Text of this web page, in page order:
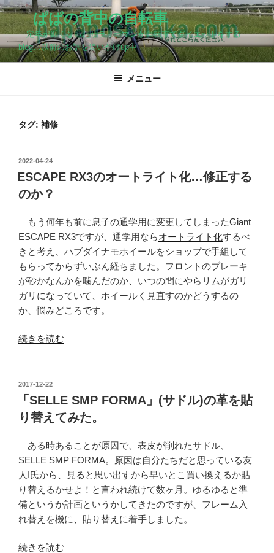
コ
ン
テ
ン
ツ
ぱぱの背中の自転車
定年が近くなったサラリーマンが自転車でダイエットをする
blog…以前のお話を追いかけup中
メニュー
タグ: 補修
投
稿
日:
2022-04-24
ESCAPE RX3のオートライト化…修正する
のか？
もう何年も前に息子の通学用に変更してしまったGiant
ESCAPE RX3ですが、通学用ならオートライト化するべ
きと考え、ハブダイナモホイールをショップで手組して
もらってからずいぶん経ちました。フロントのブレーキ
が砂かなんかを噛んだのか、いつの間にやらリムがガリ
ガリになっていて、ホイールく見直すのかどうするの
か、悩みどころです。
“ESCAPE
オ
ー
ト
ラ
ト
化…
修
正
す
の
続きを読む
投
2017-12-22
「SELLE SMP FORMA」(サドル)の革を貼
り替えてみた。
ある時あることが原因で、表皮が削れたサドル、
SELLE SMP FORMA。原因は自分たちだと思っている友
人I氏から、見ると思い出すから早いとこ買い換えるか貼
り替えるかせよ！と言われ続けて数ヶ月。ゆるゆると準
備というか計画というかしてきたのですが、フレーム入
れ替えを機に、貼り替えに着手しました。
“「SELLE
続きを読む